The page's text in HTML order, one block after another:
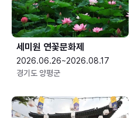
세미원 연꽃문화제
2026.06.26~2026.08.17
경기도 양평군